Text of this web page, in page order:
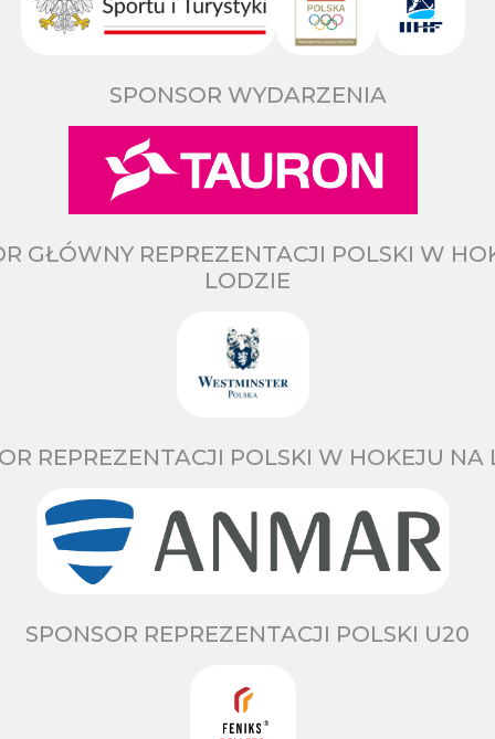
SPONSOR WYDARZENIA
GŁÓWNY REPREZENTACJI POLSKI W
LODZIE
REPREZENTACJI POLSKI W HOKEJU NA
SPONSOR REPREZENTACJI POLSKI U20